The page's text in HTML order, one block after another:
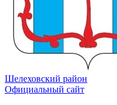
Шелеховский район
Официальный сайт